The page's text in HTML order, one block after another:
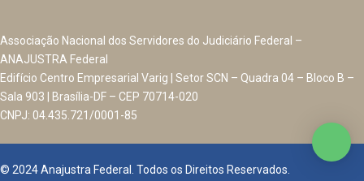
Associação Nacional dos Servidores do Judiciário Federal –
ANAJUSTRA Federal
Edifício Centro Empresarial Varig | Setor SCN – Quadra 04 – Bloco B –
Sala 903 | Brasília-DF – CEP 70714-020
CNPJ: 04.435.721/0001-85
© 2024 Anajustra Federal. Todos os Direitos Reservados.